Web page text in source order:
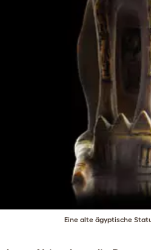
Eine alte ägyptische